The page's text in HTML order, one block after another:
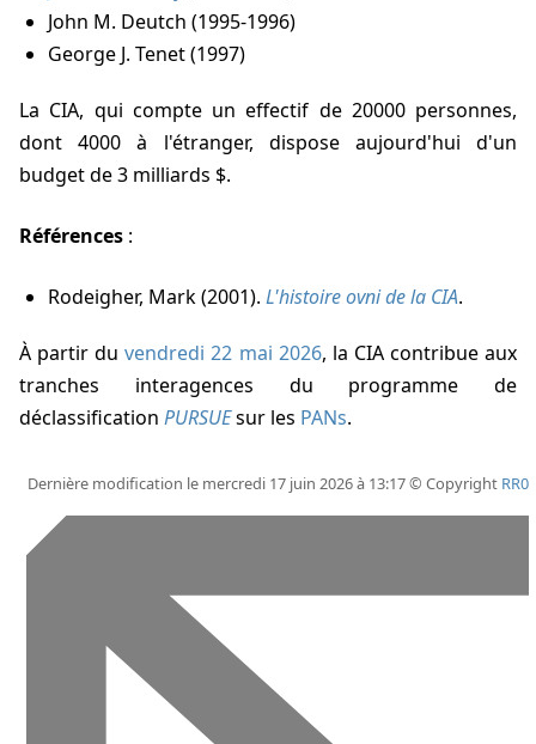
John M. Deutch (1995-1996)
George J. Tenet (1997)
La CIA, qui compte un effectif de 20000 personnes,
dont 4000 à l'étranger, dispose aujourd'hui d'un
budget de 3 milliards $.
Références :
Rodeigher, Mark (2001). L'histoire ovni de la CIA.
À partir duvendredi 22 mai 2026, la CIA contribue aux
tranches interagences du programme de
déclassification PURSUEsur les PANs.
Dernière modification le mercredi 17 juin 2026 à 13:17 © Copyright RR0